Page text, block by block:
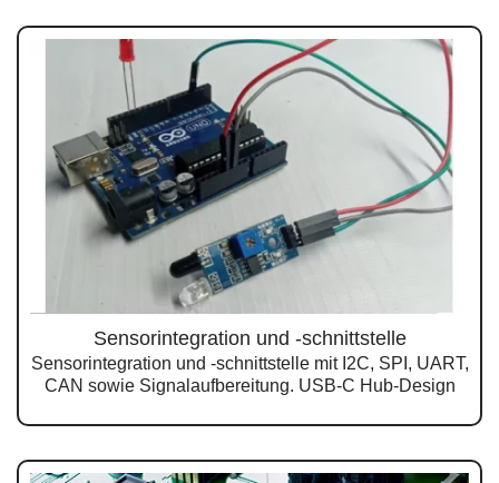
Sensorintegration und -schnittstelle
Sensorintegration und -schnittstelle mit I2C, SPI, UART,
CAN sowie Signalaufbereitung. USB-C Hub-Design